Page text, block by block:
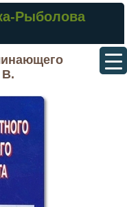
Рыболова